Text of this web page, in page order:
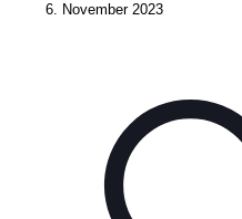
6. November 2023